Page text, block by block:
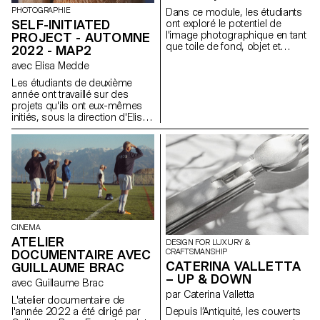
perdent » le jeu. Le cours a
également introduit des outils
pratiques, en apprenant les
fondements de la
PHOTOGRAPHIE
SELF-INITIATED
PROJECT - AUTOMNE
2022 - MAP2
avec Elisa Medde
Les étudiants de deuxième
année ont travaillé sur des
projets qu'ils ont eux-mêmes
initiés, sous la direction d'Elisa
Medde.
Dans ce module, les étudiants
ont exploré le potentiel de
l'image photographique en tant
que toile de fond, objet et
d'un cycle sans fin d'images et
d'objets. Les étudiants ont pris
en compte la mise en scène de
l'œuvre, ainsi que le site
conceptuel et physique auquel
elle est destinée.
CINEMA
ATELIER
DOCUMENTAIRE AVEC
GUILLAUME BRAC
avec Guillaume Brac
L'atelier documentaire de
l'année 2022 a été dirigé par
DESIGN FOR LUXURY &
CRAFTSMANSHIP
CATERINA VALLETTA
– UP & DOWN
par Caterina Valletta
Depuis l’Antiquité, les couverts